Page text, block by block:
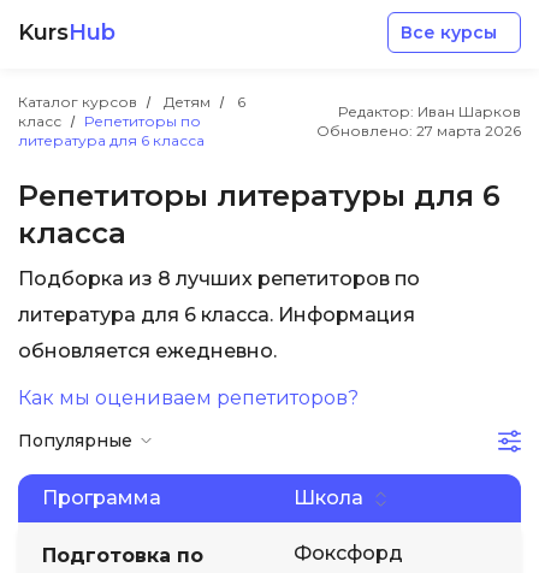
KursHub Все курсы
Каталог курсов Детям
6
класс
Репетиторы по
литература для 6 класса
Редактор: Иван Шарков
Обновлено: 27 марта 2026
Репетиторы литературы для 6
класса
Подборка из 8 лучших репетиторов по
литература для 6 класса. Информация
обновляется ежедневно.
Как мы оцениваем репетиторов?
Популярные
Программа Школа
Подготовка по
Фоксфорд
Маркетинг
Дизайн
Менеджмент